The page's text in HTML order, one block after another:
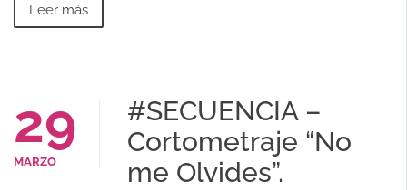
Leer más
29
MARZO
#SECUENCIA –
Cortometraje “No
me Olvides”.